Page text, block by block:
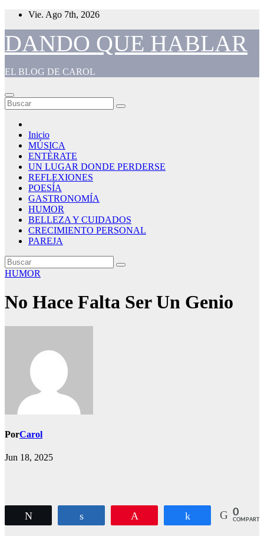
Saltar
contenido
Vie. Ago 7th, 2026
DANDO QUE HABLAR
EL BLOG DE CAROL
Inicio
MÚSICA
ENTÈRATE
UN LUGAR DONDE PERDERSE
REFLEXIONES
POESÍA
GASTRONOMÍA
HUMOR
BELLEZA Y CUIDADOS
CRECIMIENTO PERSONAL
PAREJA
HUMOR
No Hace Falta Ser Un Genio
PorCarol
Jun 18, 2025
Compartir0
COMPARTIR